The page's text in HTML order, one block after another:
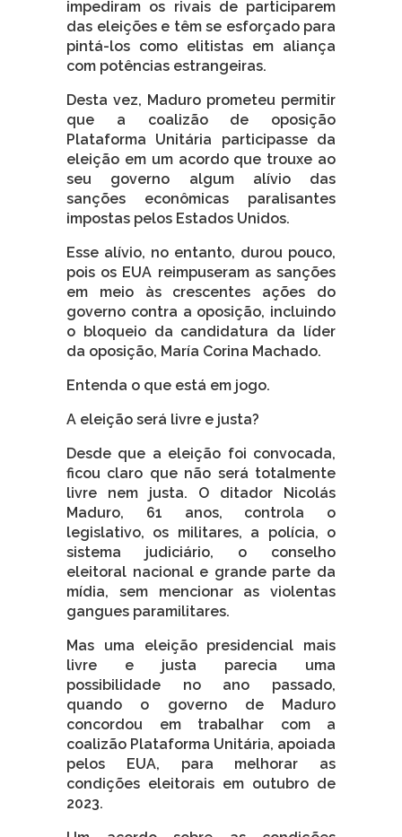
impediram os rivais de participarem
das eleições e têm se esforçado para
pintá-los como elitistas em aliança
com potências estrangeiras.
Desta vez, Maduro prometeu permitir
que a coalizão de oposição
Plataforma Unitária participasse da
eleição em um acordo que trouxe ao
seu governo algum alívio das
sanções econômicas paralisantes
impostas pelos Estados Unidos.
Esse alívio, no entanto, durou pouco,
pois os EUA reimpuseram as sanções
em meio às crescentes ações do
governo contra a oposição, incluindo
o bloqueio da candidatura da líder
da oposição, María Corina Machado.
Entenda o que está em jogo.
A eleição será livre e justa?
Desde que a eleição foi convocada,
ficou claro que não será totalmente
livre nem justa. O ditador Nicolás
Maduro, 61 anos, controla o
legislativo, os militares, a polícia, o
sistema judiciário, o conselho
eleitoral nacional e grande parte da
mídia, sem mencionar as violentas
gangues paramilitares.
Mas uma eleição presidencial mais
livre e justa parecia uma
possibilidade no ano passado,
quando o governo de Maduro
concordou em trabalhar com a
coalizão Plataforma Unitária, apoiada
pelos EUA, para melhorar as
condições eleitorais em outubro de
2023.